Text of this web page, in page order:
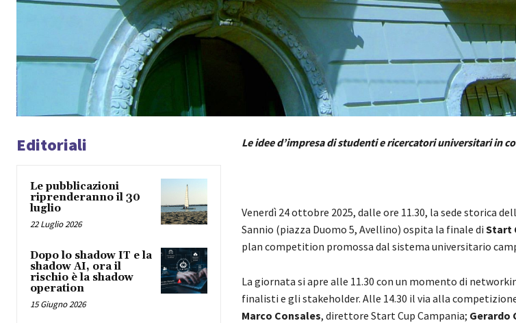
Editoriali
Le pubblicazioni
riprenderanno il 30
luglio
22 Luglio 2026
Dopo lo shadow IT e la
shadow AI, ora il
rischio è la shadow
operation
15 Giugno 2026
Le idee d’impresa di studenti e ricercatori universitari in
Venerdì 24 ottobre 2025, dalle ore 11.30, la sede storica
Sannio (piazza Duomo 5, Avellino) ospita la finale di Start
plan competition promossa dal sistema universitario
La giornata si apre alle 11.30 con un momento di
finalisti e gli stakeholder. Alle 14.30 il via alla
Marco Consales, direttore Start Cup Campania; Gerardo